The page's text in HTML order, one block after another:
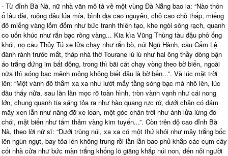
- Từ đỉnh Bà Nà, nữ nhà văn mô tả về một vùng Đà Nẵng bao la: “Nào thôn
ổ lâu đài, ruộng dâu lúa mía, bình địa cao nguyên, chỗ cao chỗ thấp, miếng
đỏ miếng vàng lốm đốm như bức tranh thiên tạo, khe ngòi sông rạch, quanh
co uốn khúc như rắn bạc rồng vàng... Kia kìa Vũng Thùng tàu đậu phô ống
khói, nọ cầu Thủy Tú xe lửa chạy như rắn bò, núi Ngũ Hành, cầu Cẩm Lệ
đành rành trước mắt, tháp nhà thờ Tourane lù lù như hai ông thầy dòng bận
áo trắng đứng im bất động, trong thì bãi cát chạy vòng theo bờ biển, ngoài
nữa thì sóng bạc mênh mông không biết đâu là bờ bến...”. Và lúc mặt trời
lên: “Một vành đỏ thắm xa xa như lướt mấy tầng sóng bạc mà nhô lên, lúc
đầu thấy nửa, sau lần lần mọc rõ toàn hình, tròn vành vạnh như cái nong
lớn, chung quanh tia sáng tỏa ra như hào quang rực rỡ, dưới chân có đám
mây xen lẫn như nâng đỡ xe loan, một góc chân trời như ánh lửa lừng đỏ
chói, mặt biển như tấm thảm vàng kim tuyến...”. Còn trên độ cao đỉnh Bà
Nà, theo lời nữ sĩ: “Dưới trũng núi, xa xa có một thứ khói như mây trắng bốc
lên ngùn ngụt, bay tỏa lên không trung rồi lần lần bao phủ khắp các cụm cây
cối nhà cửa như bức màn trắng khổng lồ giăng khắp núi non, đến nỗi người